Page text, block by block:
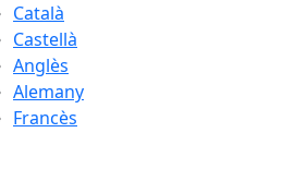
Català
Castellà
Anglès
Alemany
Francès